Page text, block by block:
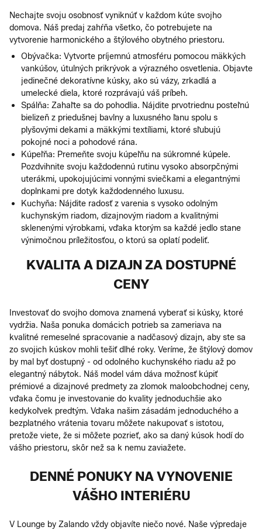
Nechajte svoju osobnosť vyniknúť v každom kúte svojho
domova. Náš predaj zahŕňa všetko, čo potrebujete na
vytvorenie harmonického a štýlového obytného priestoru.
Obývačka: Vytvorte príjemnú atmosféru pomocou mäkkých
vankúšov, útulných prikrývok a výrazného osvetlenia. Objavte
jedinečné dekoratívne kúsky, ako sú vázy, zrkadlá a
umelecké diela, ktoré rozprávajú váš príbeh.
Spálňa: Zahaľte sa do pohodlia. Nájdite prvotriednu posteľnú
bielizeň z priedušnej bavlny a luxusného ľanu spolu s
plyšovými dekami a mäkkými textíliami, ktoré sľubujú
pokojné noci a pohodové rána.
Kúpeľňa: Premeňte svoju kúpeľňu na súkromné kúpele.
Pozdvihnite svoju každodennú rutinu vysoko absorpčnými
uterákmi, upokojujúcimi vonnými sviečkami a elegantnými
doplnkami pre dotyk každodenného luxusu.
Kuchyňa: Nájdite radosť z varenia s vysoko odolným
kuchynským riadom, dizajnovým riadom a kvalitnými
sklenenými výrobkami, vďaka ktorým sa každé jedlo stane
výnimočnou príležitosťou, o ktorú sa oplatí podeliť.
KVALITA A DIZAJN ZA DOSTUPNÉ
CENY
Investovať do svojho domova znamená vyberať si kúsky, ktoré
vydržia. Naša ponuka domácich potrieb sa zameriava na
kvalitné remeselné spracovanie a nadčasový dizajn, aby ste sa
zo svojich kúskov mohli tešiť dlhé roky. Veríme, že štýlový domov
by mal byť dostupný - od odolného kuchynského riadu až po
elegantný nábytok. Náš model vám dáva možnosť kúpiť
prémiové a dizajnové predmety za zlomok maloobchodnej ceny,
vďaka čomu je investovanie do kvality jednoduchšie ako
kedykoľvek predtým. Vďaka našim zásadám jednoduchého a
bezplatného vrátenia tovaru môžete nakupovať s istotou,
pretože viete, že si môžete pozrieť, ako sa daný kúsok hodí do
vášho priestoru, skôr než sa k nemu zaviažete.
DENNÉ PONUKY NA VYNOVENIE
VÁŠHO INTERIÉRU
V Lounge by Zalando vždy objavíte niečo nové. Naše výpredaje